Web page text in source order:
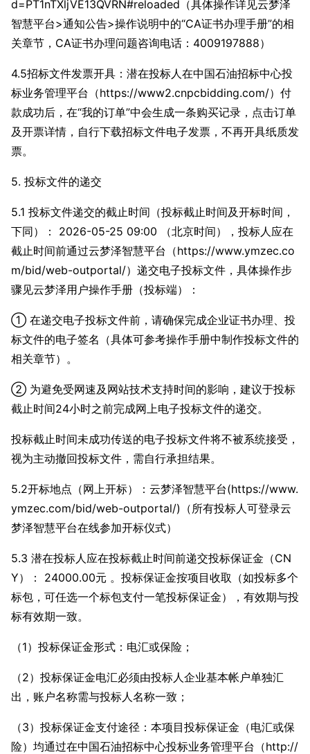
d=PT1nTXljVE13QVRN#reloaded（具体操作详见云梦泽
智慧平台>通知公告>操作说明中的“CA证书办理手册”的相
关章节，CA证书办理问题咨询电话：4009197888）
4.5招标文件发票开具：潜在投标人在中国石油招标中心投
标业务管理平台（https://www2.cnpcbidding.com/）付
款成功后，在“我的订单”中会生成一条购买记录，点击订单
及开票详情，自行下载招标文件电子发票，不再开具纸质发
票。
5. 投标文件的递交
5.1 投标文件递交的截止时间（投标截止时间及开标时间，
下同）： 2026-05-25 09:00 （北京时间），投标人应在
截止时间前通过云梦泽智慧平台（https://www.ymzec.co
m/bid/web-outportal/）递交电子投标文件，具体操作步
骤见云梦泽用户操作手册（投标端）：
① 在递交电子投标文件前，请确保完成企业证书办理、投
标文件的电子签名（具体可参考操作手册中制作投标文件的
相关章节）。
② 为避免受网速及网站技术支持时间的影响，建议于投标
截止时间24小时之前完成网上电子投标文件的递交。
投标截止时间未成功传送的电子投标文件将不被系统接受，
视为主动撤回投标文件，需自行承担结果。
5.2开标地点（网上开标）：云梦泽智慧平台(https://www.
ymzec.com/bid/web-outportal/)（所有投标人可登录云
梦泽智慧平台在线参加开标仪式）
5.3 潜在投标人应在投标截止时间前递交投标保证金（CN
Y）： 24000.00元 。投标保证金按项目收取（如投标多个
标包，可任选一个标包支付一笔投标保证金），有效期与投
标有效期一致。
（1）投标保证金形式：电汇或保险；
（2）投标保证金电汇必须由投标人企业基本帐户单独汇
出，账户名称需与投标人名称一致；
（3）投标保证金支付途径：本项目投标保证金（电汇或保
险）均通过在中国石油招标中心投标业务管理平台（http://